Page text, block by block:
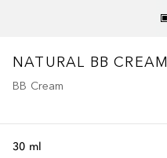
NATURAL BB CREAM
BB Cream
30 ml